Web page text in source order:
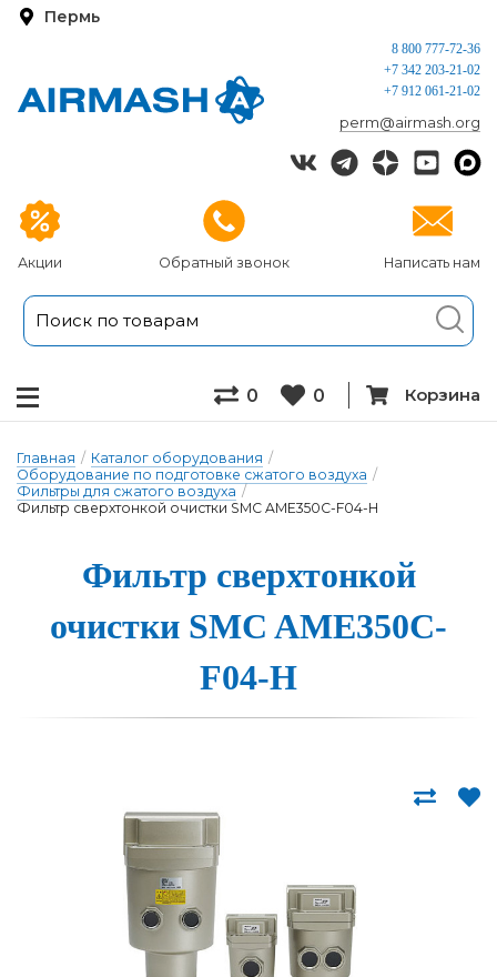
Пермь
Акции Обратный звонок Написать нам
8 800 777-72-36
+7 342 203-21-02
+7 912 061-21-02
perm@airmash.org
0 0 Корзина
Главная / Каталог оборудования /
Оборудование по подготовке сжатого воздуха /
Фильтры для сжатого воздуха /
Фильтр сверхтонкой очистки SMC AME350C-F04-H
Фильтр сверхтон­кой
о­чис­тки SMC AME350C-
F04-H